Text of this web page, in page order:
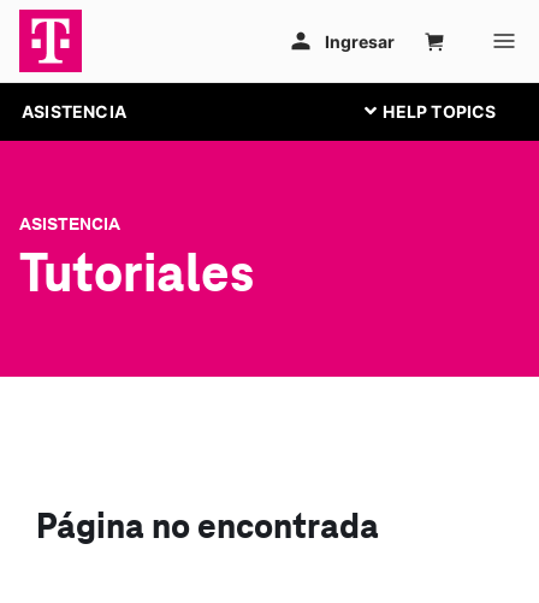
ASISTENCIA
ASISTENCIA
Tutoriales